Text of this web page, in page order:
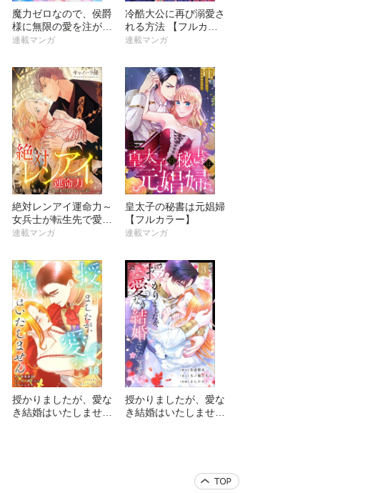
魔力ゼロなので、侯爵
様に無限の愛を注がれ
ます【フルカラー】
連載マンガ
冷酷大公に再び溺愛さ
れる方法 【フルカラ
ー】【タテヨミ】
連載マンガ
絶対レンアイ運命力～
女兵士が転生先で愛さ
れ役になった訳【フル
連載マンガ
皇太子の秘書は元娼婦
【フルカラー】
連載マンガ
授かりましたが、愛な
き結婚はいたしません
授かりましたが、愛な
き結婚はいたしません